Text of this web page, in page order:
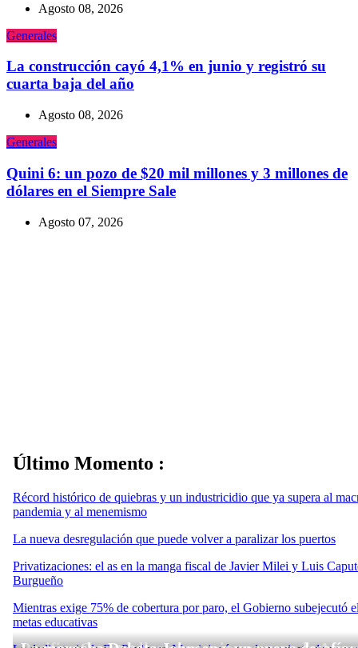
Agosto 08, 2026
Generales
La construcción cayó 4,1% en junio y registró su
cuarta baja del año
Agosto 08, 2026
Generales
Quini 6: un pozo de $20 mil millones y 3 millones de
dólares en el Siempre Sale
Agosto 07, 2026